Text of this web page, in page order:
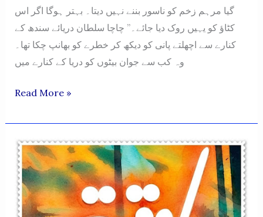
گیا مرہم زخم کو ناسور بننے نہیں دیتا۔ بہتر ہوگا اگر اس
کٹاؤ کو یہیں روک دیا جائے۔” چاچا سلطان دریائے سندھ کے
کنارے سے اچھلتے پانی کو دیکھ کر خطرے کو بھانپ چکا تھا۔
وہ کب سے جوان بیٹوں کو دریا کے کنارے میں
“Darya
Afsana
Read More »